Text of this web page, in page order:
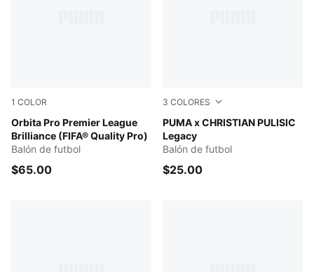
1 COLOR
Orbita Pro Premier League
Brilliance (FIFA® Quality Pro)
PUMA White-multicolor
Balón de futbol
$65.00
3 COLORES
PUMA x CHRISTIAN PULISIC
Legacy
Poison Pink-PUMA White-
Balón de futbol
$25.00